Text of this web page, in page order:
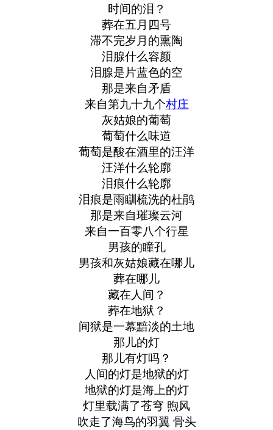
时间的泪？
葬在五月四号
滞不完岁月的熏陶
泪腺什么容颜
泪腺是片蓝色的空
那是来自矛盾
来自第九十九个村庄
灰姑娘的葡萄
葡萄什么味道
葡萄是酸在酒里的汪洋
汪洋什么轮廓
泪痕什么轮廓
泪痕是雨瞓梳洗的杜鹃
那是来自璀璨云河
来自一百零八个行星
男孩的瞳孔
男孩和灰姑娘藏在哪儿
葬在哪儿
藏在人间？
葬在地狱？
间狱是一幕黯淡的土地
那儿的灯
那儿有灯吗？
人间的灯是地狱的灯
地狱的灯是海上的灯
灯里载满了苍穹 煦风
吹走了海鸟的羽翼 骨头